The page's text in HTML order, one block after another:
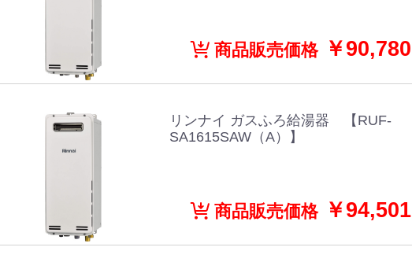
商品販売価格￥90,780
リンナイ ガスふろ給湯器 【RUF-
SA1615SAW（A）】
商品販売価格￥94,501